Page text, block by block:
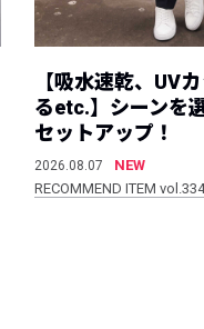
【吸水速乾、UV
るetc.】シーンを
セットアップ！
2026.08.07
NEW
RECOMMEND ITEM vol.334